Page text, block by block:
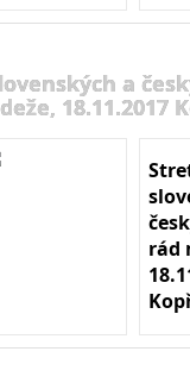
a
18.11.2017
rád